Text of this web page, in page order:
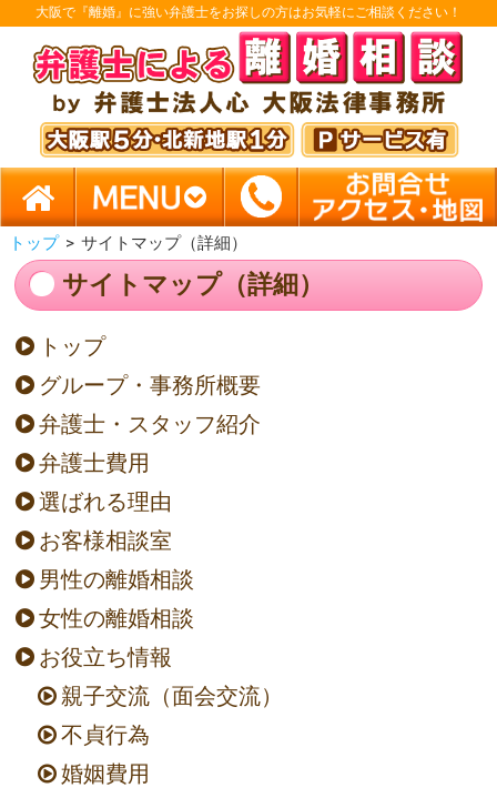
大阪で『離婚』に強い弁護士をお探しの方はお気軽にご相談ください！
トップ > サイトマップ（詳細）
サイトマップ（詳細）
トップ
グループ・事務所概要
弁護士・スタッフ紹介
弁護士費用
選ばれる理由
お客様相談室
男性の離婚相談
女性の離婚相談
お役立ち情報
親子交流（面会交流）
不貞行為
婚姻費用